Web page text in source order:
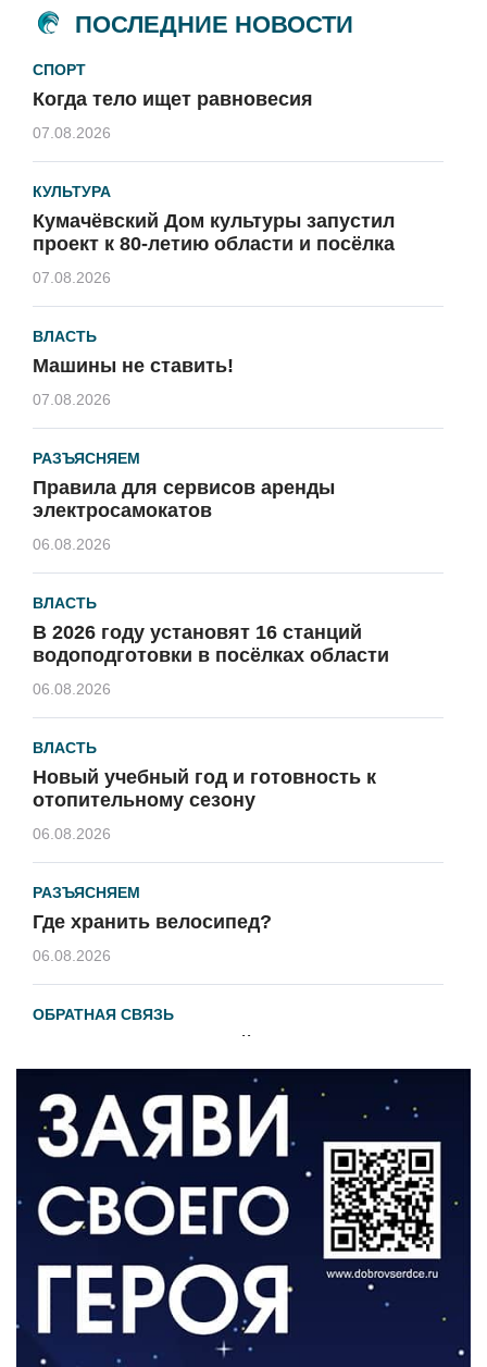
ПОСЛЕДНИЕ НОВОСТИ
СПОРТ
Когда тело ищет равновесия
07.08.2026
КУЛЬТУРА
Кумачёвский Дом культуры запустил
проект к 80-летию области и посёлка
07.08.2026
ВЛАСТЬ
Машины не ставить!
07.08.2026
РАЗЪЯСНЯЕМ
Правила для сервисов аренды
электросамокатов
06.08.2026
ВЛАСТЬ
В 2026 году установят 16 станций
водоподготовки в посёлках области
06.08.2026
ВЛАСТЬ
Новый учебный год и готовность к
отопительному сезону
06.08.2026
РАЗЪЯСНЯЕМ
Где хранить велосипед?
06.08.2026
ОБРАТНАЯ СВЯЗЬ
Администрация онлайн
ВЛАСТЬ
День памяти и «Симфония народов»
06.08.2026
Новый настил на экотропе
05.08.2026